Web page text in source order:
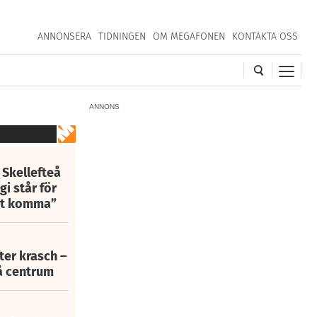
ANNONSERA TIDNINGEN OM MEGAFONEN KONTAKTA OSS
ANNONS
står för
komma”
krasch –
centrum